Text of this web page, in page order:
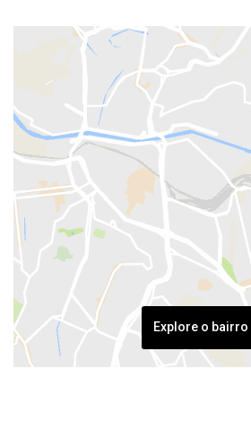
Explore o bairro